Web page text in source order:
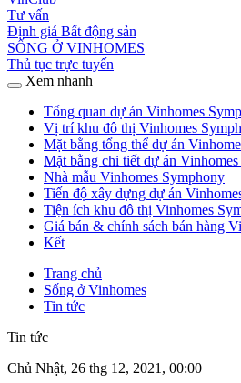
Tư vấn
Định giá Bất động sản
SỐNG Ở VINHOMES
Thủ tục trực tuyến
Xem nhanh
Tổng quan dự án Vinhomes
Vị trí khu đô thị Vinhomes
Mặt bằng tổng thể dự án
Mặt bằng chi tiết dự án
Nhà mẫu Vinhomes Symphony
Tiến độ xây dựng dự án
Tiện ích khu đô thị Vinhomes
Giá bán & chính sách bán hàng
Kết
Trang chủ
Sống ở Vinhomes
Tin tức
Tin tức
Chủ Nhật, 26 thg 12, 2021, 00:00